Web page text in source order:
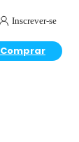
Inscrever-se
Comprar